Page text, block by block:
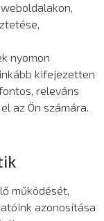
nyomon
kifejezetten
releváns
az Ön számára.
működését,
azonosítása